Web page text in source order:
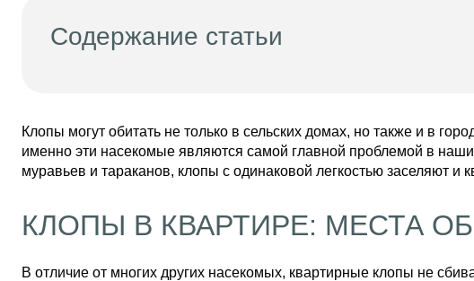
Содержание статьи
Клопы могут обитать не только в сельских домах, но также и в
именно эти насекомые являются самой главной проблемой в
муравьев и тараканов, клопы с одинаковой легкостью заселяют и
КЛОПЫ В КВАРТИРЕ: МЕСТА
В отличие от многих других насекомых, квартирные клопы не